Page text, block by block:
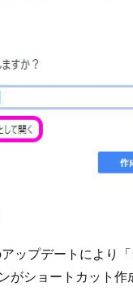
ップデートにより
がショートカット作